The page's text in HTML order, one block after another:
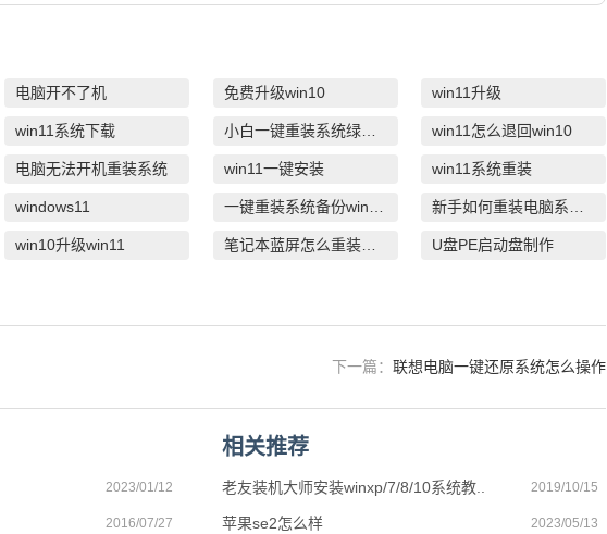
电脑开不了机 免费升级win10 win11升级
win11系统下载 小白一键重装系统绿色版 win11怎么退回win10
电脑无法开机重装系统 win11一键安装 win11系统重装
windows11
win10升级win11 笔记本蓝屏怎么重装系统 U盘PE启动盘制作
下一篇：联想电脑一键还原系统怎么操作
2023/01/12
2016/07/27
相关推荐
老友装机大师安装winxp/7/8/10系统教.. 2019/10/15
苹果se2怎么样 2023/05/13